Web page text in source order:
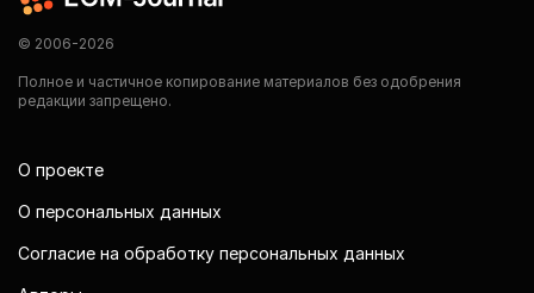
© 2006-2026
Полное и частичное копирование материалов без одобрения
редакции запрещено.
О проекте
О персональных данных
Согласие на обработку персональных данных